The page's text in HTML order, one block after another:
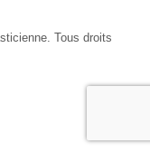
Tous droits